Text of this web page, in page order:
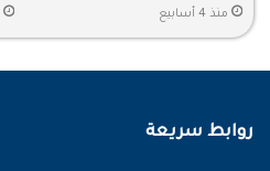
النوبي عبدالله جمعة علي
منذ 4 أسابيع
روابط سريعة